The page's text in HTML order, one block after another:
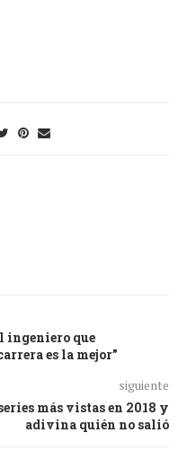
ingeniero que
es la mejor”
siguiente
más vistas en 2018 y
adivina quién no salió